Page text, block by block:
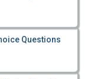
Questions